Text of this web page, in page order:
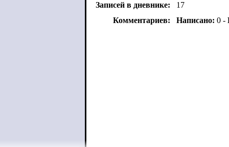
Записей в дневнике:
17
Комментариев:
Написано: 0 -